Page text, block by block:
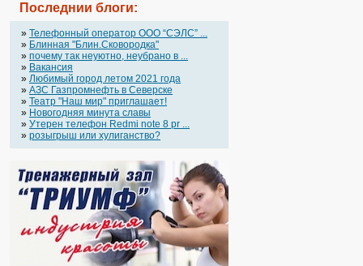
Последнии блоги:
» Телефонный оператор OOO “СЭЛС” ...
» Блинная "Блин.Сковородка"
» почему так неуютно, неубрано в ...
» Вакансия
» Любимый город летом 2021 года
» АЗС Газпромнефть в Северске
» Театр "Наш мир" приглашает!
» Новогодняя минута славы
» Утерен телефон Redmi note 8 pr ...
» розыгрыш или хулиганство?